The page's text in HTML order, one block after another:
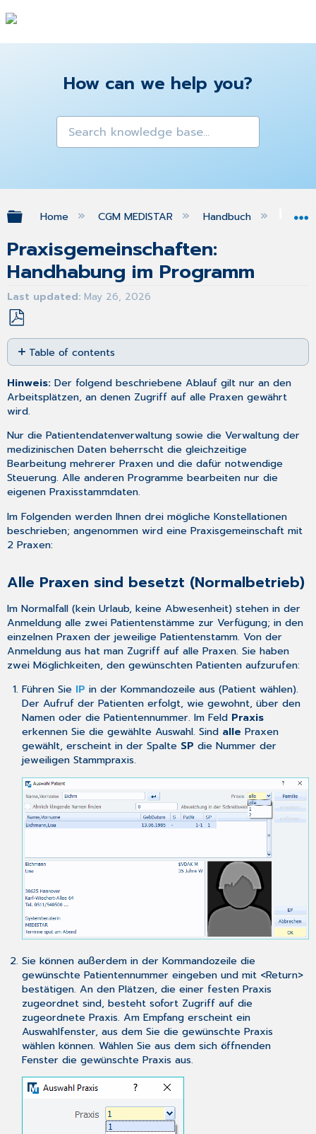
How can we help you?
Expand/collapse global hierarchy
Home CGM MEDISTAR Handbuch
Praxisgemeinschaften:
Handhabung im Programm
Last updated May 26, 2026
Save
as
PDF
Table of contents
Praxen
sind
besetzt
(Normalbetrieb)
Praxis
2
befindet
sich
Urlaub,
Praxis
1
Praxis
2
ist
abwesend,
die
Vertretung
erfolgt
durch
Praxis
1
Hinweis:Der folgend beschriebene Ablauf gilt nur an den
Arbeitsplätzen, an denen Zugriff auf alle Praxen gewährt
wird.
Nur die Patientendatenverwaltung sowie die Verwaltung der
medizinischen Daten beherrscht die gleichzeitige
Bearbeitung mehrerer Praxen und die dafür notwendige
Steuerung. Alle anderen Programme bearbeiten nur die
eigenen Praxisstammdaten.
Im Folgenden werden Ihnen drei mögliche Konstellationen
beschrieben; angenommen wird eine Praxisgemeinschaft mit
2 Praxen:
Alle Praxen sind besetzt (Normalbetrieb)
Im Normalfall (kein Urlaub, keine Abwesenheit) stehen in der
Anmeldung alle zwei Patientenstämme zur Verfügung; in den
einzelnen Praxen der jeweilige Patientenstamm. Von der
Anmeldung aus hat man Zugriff auf alle Praxen. Sie haben
zwei Möglichkeiten, den gewünschten Patienten aufzurufen:
Führen Sie IP in der Kommandozeile aus (Patient wählen).
Der Aufruf der Patienten erfolgt, wie gewohnt, über den
Namen oder die Patientennummer. Im Feld Praxis
erkennen Sie die gewählte Auswahl. Sind alle Praxen
gewählt, erscheint in der Spalte SP die Nummer der
jeweiligen Stammpraxis.
Sie können außerdem in der Kommandozeile die
gewünschte Patientennummer eingeben und mit <Return>
bestätigen. An den Plätzen, die einer festen Praxis
zugeordnet sind, besteht sofort Zugriff auf die
zugeordnete Praxis. Am Empfang erscheint ein
Auswahlfenster, aus dem Sie die gewünschte Praxis
wählen können. Wählen Sie aus dem sich öffnenden
Fenster die gewünschte Praxis aus.